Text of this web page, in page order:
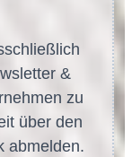
&
zu
über den
abmelden.